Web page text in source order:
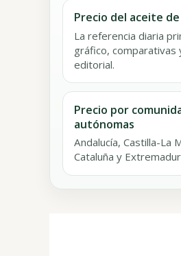
Precio del aceite
La referencia diaria
gráfico, comparativas
editorial.
Precio por
autónomas
Andalucía, Castilla-La
Cataluña y